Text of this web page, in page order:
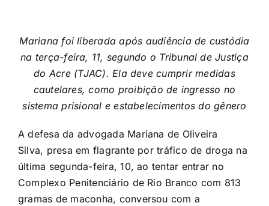
Mariana foi liberada após audiência de custódia
na terça-feira, 11, segundo o Tribunal de Justiça
do Acre (TJAC). Ela deve cumprir medidas
cautelares, como proibição de ingresso no
sistema prisional e estabelecimentos do gênero
A defesa da advogada Mariana de Oliveira
Silva, presa em flagrante por tráfico de droga na
última segunda-feira, 10, ao tentar entrar no
Complexo Penitenciário de Rio Branco com 813
gramas de maconha, conversou com a